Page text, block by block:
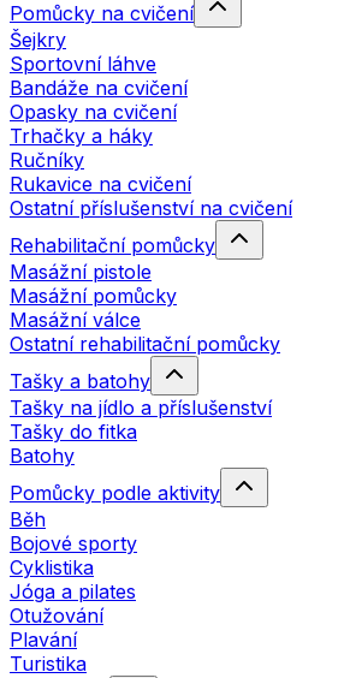
Pomůcky na cvičení
Šejkry
Sportovní láhve
Bandáže na cvičení
Opasky na cvičení
Trhačky a háky
Ručníky
Rukavice na cvičení
Ostatní příslušenství na cvičení
Rehabilitační pomůcky
Masážní pistole
Masážní pomůcky
Masážní válce
Ostatní rehabilitační pomůcky
Tašky a batohy
Tašky na jídlo a příslušenství
Tašky do fitka
Batohy
Pomůcky podle aktivity
Běh
Bojové sporty
Cyklistika
Jóga a pilates
Otužování
Plavání
Turistika